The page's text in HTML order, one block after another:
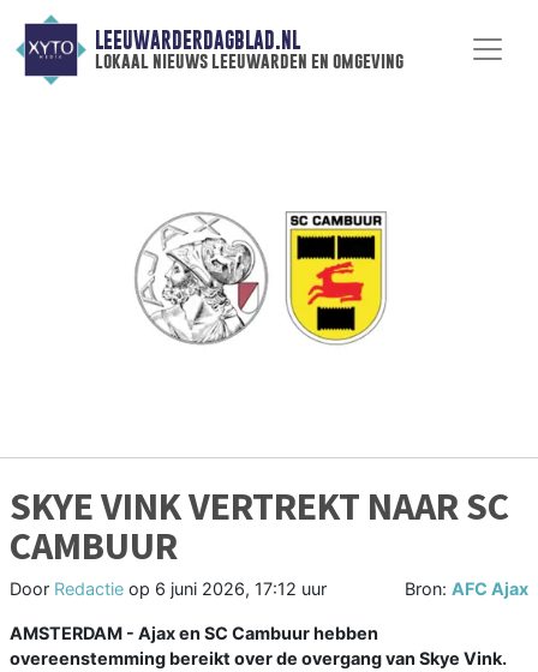
LEEUWARDERDAGBLAD.NL
lokaal nieuws leeuwarden en omgeving
SKYE VINK VERTREKT NAAR SC
CAMBUUR
Door Redactie op 6 juni 2026, 17:12 uur Bron: AFC Ajax
AMSTERDAM - Ajax en SC Cambuur hebben
overeenstemming bereikt over de overgang van Skye Vink.